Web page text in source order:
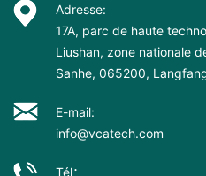
Adresse:
17A, parc de haute
Liushan, zone nationale
Sanhe, 065200,
E-mail:
info@vcatech.com
Tél：